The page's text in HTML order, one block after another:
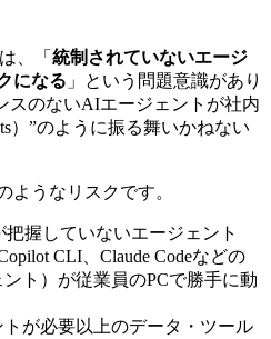
、「 統制されていないエージ
になる 」という問題意識があり
スのないAIエージェントが社内
）”のように振る舞いかねない
ようなリスクです。
把握していないエージェント
CLI、Claude Codeなどの
ト）が従業員のPCで勝手に動
トが必要以上のデータ・ツール